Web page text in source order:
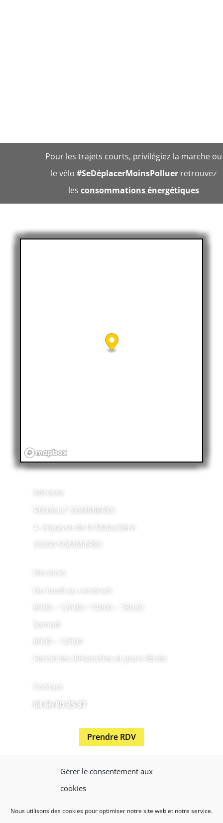
Gérer le consentement aux
cookies
Nous utilisons des cookies pour optimiser notre site web et notre service.
Pour les trajets courts, privilégiez la marche ou
le vélo #SeDéplacerMoinsPolluerretrouvez
lesconsommations énergétiques
Adresse
RENAULT SOMMIERES
4, impasse de la Malautière
30250 SOMMIERES
Horaires
Du lundi au vendredi
8h00 – 12h00 / 14h00 – 18h30
Samedi
8h00 – 12h00
Fermé les dimanches et jours fériés
Contact
04 66 80 35 87
Prendre RDV